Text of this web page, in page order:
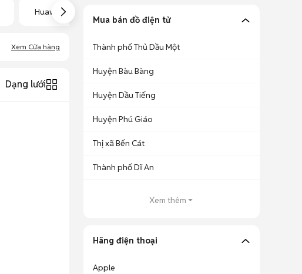
Huawei Nova 6
Xem Cửa hàng
Dạng lưới
Mua bán đồ điện tử
Thành phố Thủ Dầu Một
Huyện Bàu Bàng
Huyện Dầu Tiếng
Huyện Phú Giáo
Thị xã Bến Cát
Thành phố Dĩ An
Xem thêm
Hãng điện thoại
Apple